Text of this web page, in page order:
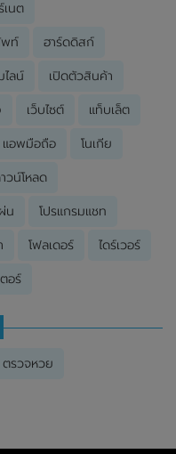
เนต
พท์ ฮาร์ดดิสก์
ไลน์ เปิดตัวสินค้า
เว็บไซต์ แท็บเล็ต
แอพมือถือ โนเกีย
วน์โหลด
น โปรแกรมแชท
โฟลเดอร์ ไดร์เวอร์
อร์
ตรวจหวย